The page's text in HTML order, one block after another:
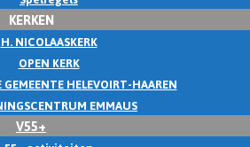
KERKEN
H. NICOLAASKERK
OPEN KERK
HELEVOIRT-HAAREN
EMMAUS
V55+